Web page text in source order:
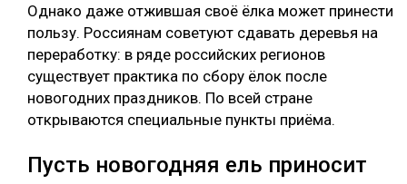
Однако даже отжившая своё ёлка может принести
пользу. Россиянам советуют сдавать деревья на
переработку: в ряде российских регионов
существует практика по сбору ёлок после
новогодних праздников. По всей стране
открываются специальные пункты приёма.
Пусть новогодняя ель приносит